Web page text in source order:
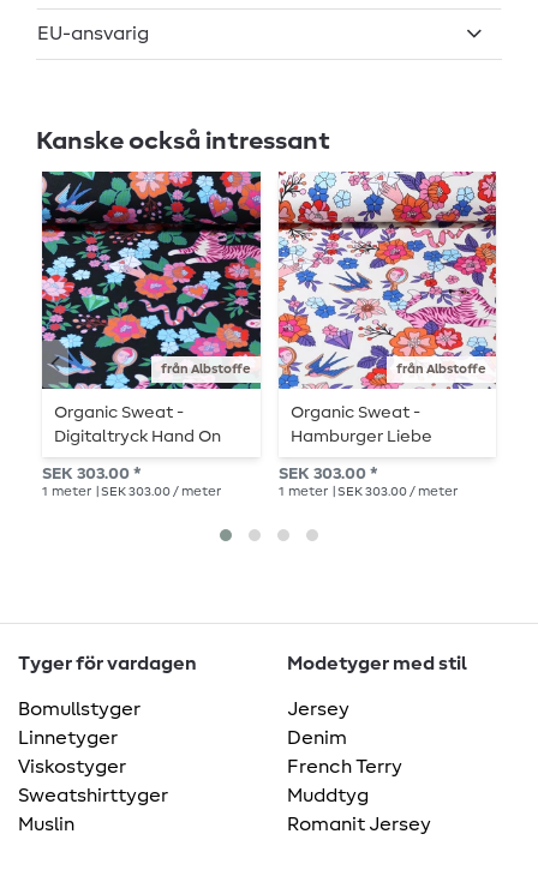
EU-ansvarig
Kanske också intressant
från Albstoffe
Organic Sweat -
Digitaltryck Hand On
Heart Mixed Emotion
Svart
SEK 303.00 *
1 meter | SEK 303.00 / meter
från Albstoffe
Organic Sweat -
Hamburger Liebe
Digitalt tryck Hand på
hjärta Blandade känslor
SEK 303.00 *
1 meter | SEK 303.00 / meter
Tyger för vardagen
Bomullstyger
Linnetyger
Viskostyger
Sweatshirttyger
Muslin
Modetyger med stil
Jersey
Denim
French Terry
Muddtyg
Romanit Jersey